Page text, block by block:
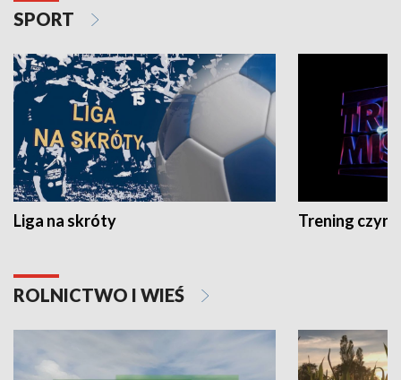
SPORT
Liga na skróty Trening czyni
ROLNICTWO I WIEŚ